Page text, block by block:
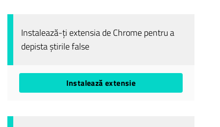
Instalează-ți extensia de Chrome pentru a
depista știrile false
Instalează extensie